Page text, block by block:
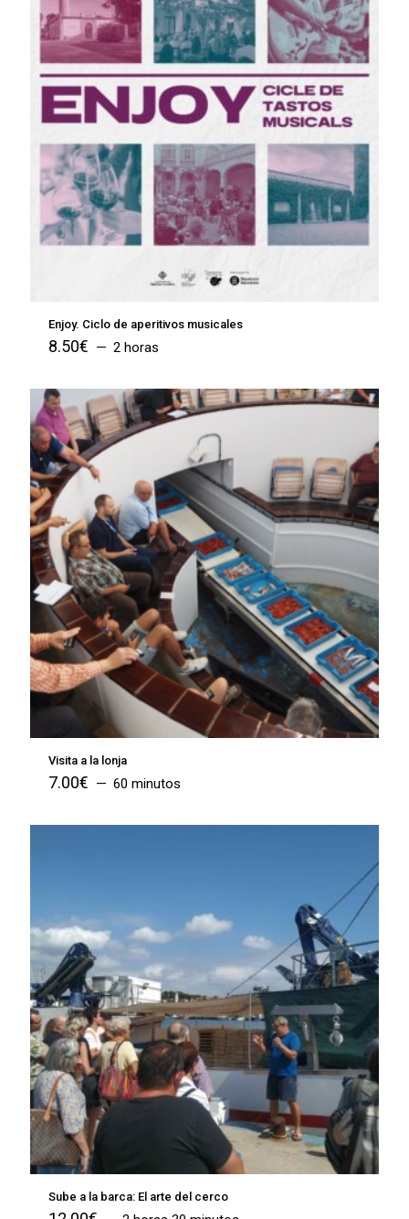
Enjoy. Ciclo de aperitivos musicales
8.50€ 2 horas
Visita a la lonja
7.00€ 60 minutos
Sube a la barca: El arte del cerco